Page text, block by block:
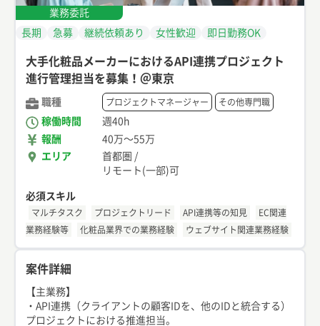
業務委託
長期
急募 継続依頼あり 女性歓迎 即日勤務OK
大手化粧品メーカーにおけるAPI連携プロジェクト
進行管理担当を募集！＠東京
職種 プロジェクトマネージャー その他専門職
稼働時間
週40h
報酬
40万〜55万
エリア
首都圏 /
リモート(一部)可
必須スキル
マルチタスク プロジェクトリード API連携等の知見
EC関連
業務経験等
化粧品業界での業務経験 ウェブサイト関連業務経験
案件詳細
【主業務】
・API連携（クライアントの顧客IDを、他のIDと統合する）
プロジェクトにおける推進担当。